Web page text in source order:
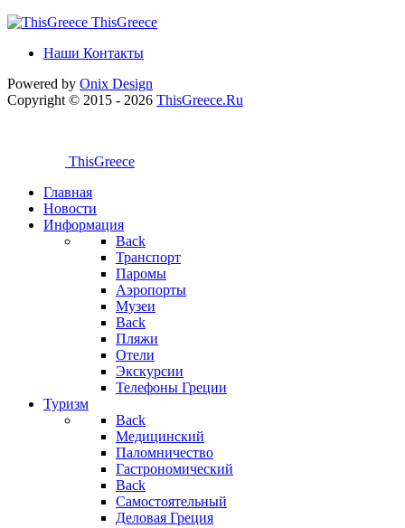
ThisGreece
Наши Контакты
Powered by Onix Design
Copyright © 2015 - 2026 ThisGreece.Ru
ThisGreece
Главная
Новости
Информация
Back
Транспорт
Паромы
Аэропорты
Музеи
Back
Пляжи
Отели
Экскурсии
Телефоны Греции
Туризм
Back
Медицинский
Паломничество
Гастрономический
Back
Самостоятельный
Деловая Греция